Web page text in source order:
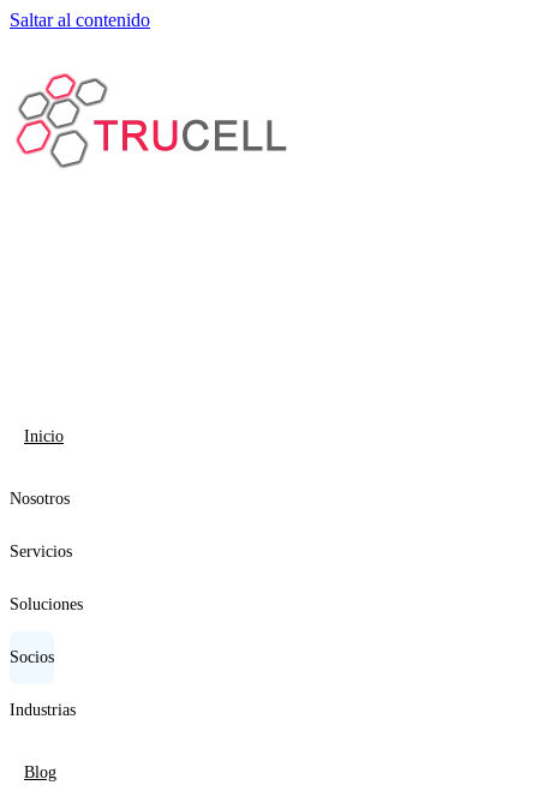
Saltar al contenido
Inicio
Nosotros
Servicios
Soluciones
Socios
Industrias
Blog